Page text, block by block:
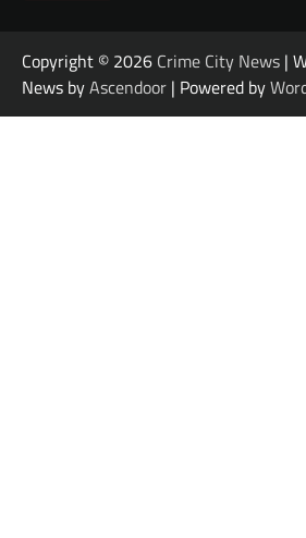
Copyright © 2026 Crime City News |
News byAscendoor | Powered by